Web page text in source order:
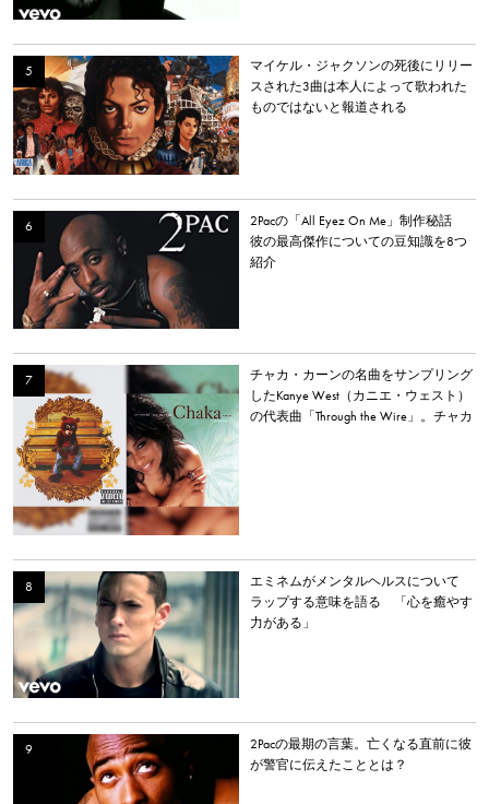
マイケル・ジャクソンの死後にリリー
スされた3曲は本人によって歌われた
ものではないと報道される
2Pacの「All Eyez On Me」制作秘話
彼の最高傑作についての豆知識を8つ
紹介
チャカ・カーンの名曲をサンプリング
したKanye West（カニエ・ウェスト）
の代表曲「Through the Wire」。チャカ
エミネムがメンタルヘルスについて
ラップする意味を語る 「心を癒やす
力がある」
2Pacの最期の言葉。亡くなる直前に彼
が警官に伝えたこととは？